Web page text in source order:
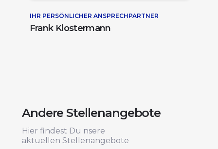
IHR PERSÖNLICHER ANSPRECHPARTNER
Frank Klostermann
Andere Stellenangebote
Hier findest Du nsere
aktuellen Stellenangebote